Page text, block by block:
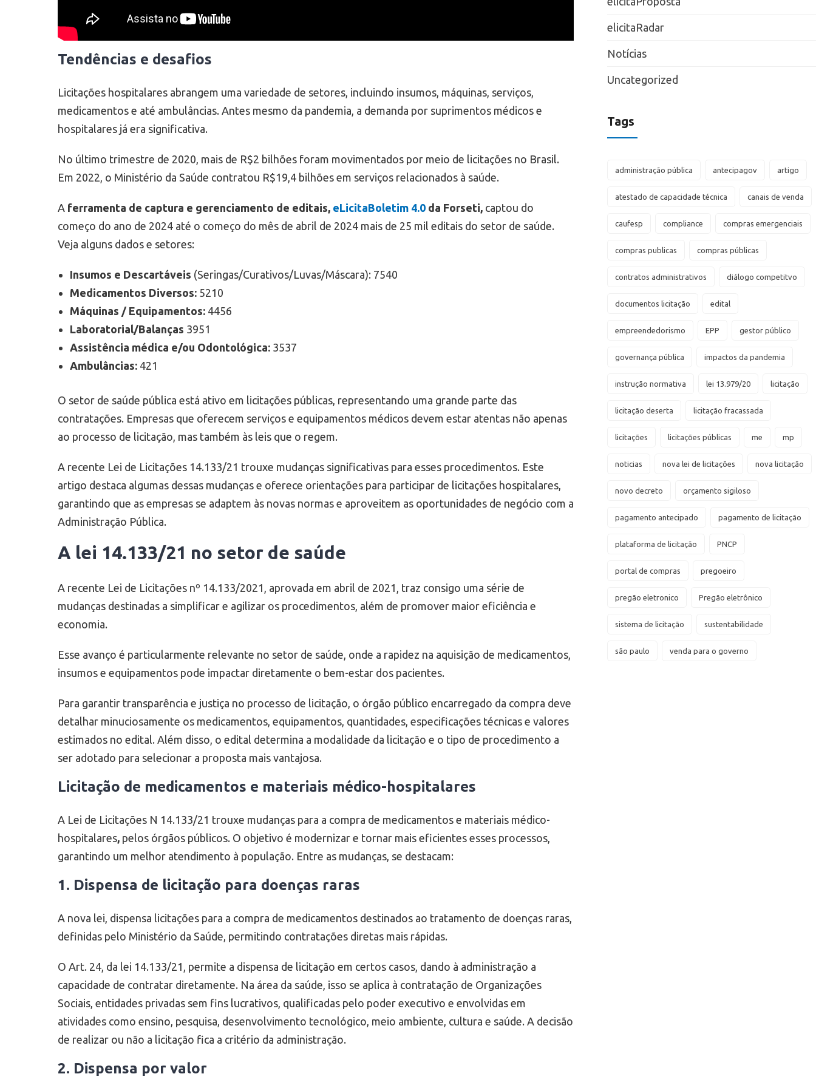
Tendências e desafios
Licitações hospitalares abrangem uma variedade de setores, incluindo insumos, máquinas, serviços,
medicamentos e até ambulâncias. Antes mesmo da pandemia, a demanda por suprimentos médicos e
hospitalares já era significativa.
No último trimestre de 2020, mais de R$2 bilhões foram movimentados por meio de licitações no Brasil.
Em 2022, o Ministério da Saúde contratou R$19,4 bilhões em serviços relacionados à saúde.
A ferramenta de captura e gerenciamento de editais, eLicitaBoletim 4.0 da Forseti, captou do
começo do ano de 2024 até o começo do mês de abril de 2024 mais de 25 mil editais do setor de saúde.
Veja alguns dados e setores:
Insumos e Descartáveis (Seringas/Curativos/Luvas/Máscara): 7540
Medicamentos Diversos: 5210
Máquinas / Equipamentos: 4456
Laboratorial/Balanças 3951
Assistência médica e/ou Odontológica: 3537
Ambulâncias: 421
O setor de saúde pública está ativo em licitações públicas, representando uma grande parte das
contratações. Empresas que oferecem serviços e equipamentos médicos devem estar atentas não apenas
ao processo de licitação, mas também às leis que o regem.
A recente Lei de Licitações 14.133/21 trouxe mudanças significativas para esses procedimentos. Este
artigo destaca algumas dessas mudanças e oferece orientações para participar de licitações hospitalares,
garantindo que as empresas se adaptem às novas normas e aproveitem as oportunidades de negócio com a
Administração Pública.
A lei 14.133/21 no setor de saúde
A recente Lei de Licitações nº 14.133/2021, aprovada em abril de 2021, traz consigo uma série de
mudanças destinadas a simplificar e agilizar os procedimentos, além de promover maior eficiência e
economia.
Esse avanço é particularmente relevante no setor de saúde, onde a rapidez na aquisição de medicamentos,
insumos e equipamentos pode impactar diretamente o bem-estar dos pacientes.
Para garantir transparência e justiça no processo de licitação, o órgão público encarregado da compra deve
detalhar minuciosamente os medicamentos, equipamentos, quantidades, especificações técnicas e valores
estimados no edital. Além disso, o edital determina a modalidade da licitação e o tipo de procedimento a
ser adotado para selecionar a proposta mais vantajosa.
Licitação de medicamentos e materiais médico-hospitalares
A Lei de Licitações N 14.133/21 trouxe mudanças para a compra de medicamentos e materiais médico-
hospitalares, pelos órgãos públicos. O objetivo é modernizar e tornar mais eficientes esses processos,
garantindo um melhor atendimento à população. Entre as mudanças, se destacam:
1. Dispensa de licitação para doenças raras
A nova lei, dispensa licitações para a compra de medicamentos destinados ao tratamento de doenças raras,
definidas pelo Ministério da Saúde, permitindo contratações diretas mais rápidas.
O Art. 24, da lei 14.133/21, permite a dispensa de licitação em certos casos, dando à administração a
capacidade de contratar diretamente. Na área da saúde, isso se aplica à contratação de Organizações
Sociais, entidades privadas sem fins lucrativos, qualificadas pelo poder executivo e envolvidas em
atividades como ensino, pesquisa, desenvolvimento tecnológico, meio ambiente, cultura e saúde. A decisão
de realizar ou não a licitação fica a critério da administração.
2. Dispensa por valor
elicitaRadar
Notícias
Uncategorized
Tags
administração pública antecipagov artigo
atestado de capacidade técnica canais de venda
caufesp compliance compras emergenciais
compras publicas compras públicas
contratos administrativos diálogo competitvo
documentos licitação edital
empreendedorismo EPP gestor público
governança pública impactos da pandemia
instrução normativa lei 13.979/20 licitação
licitação deserta licitação fracassada
licitações licitações públicas me mp
noticias nova lei de licitações nova licitação
novo decreto orçamento sigiloso
pagamento antecipado pagamento de licitação
plataforma de licitação PNCP
portal de compras pregoeiro
pregão eletronico Pregão eletrônico
sistema de licitação sustentabilidade
são paulo venda para o governo